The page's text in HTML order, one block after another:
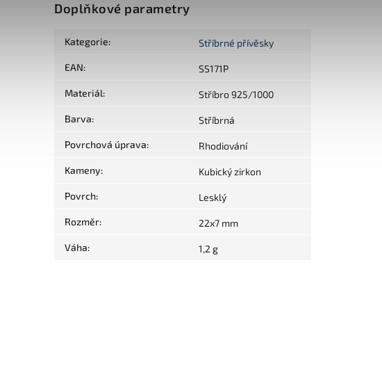
Doplňkové parametry
Kategorie: Stříbrné přívěsky
EAN: SS171P
Materiál: Stříbro 925/1000
Barva: Stříbrná
Povrchová úprava: Rhodiování
Kameny: Kubický zirkon
Povrch: Lesklý
Rozměr: 22x7 mm
Váha: 1,2 g